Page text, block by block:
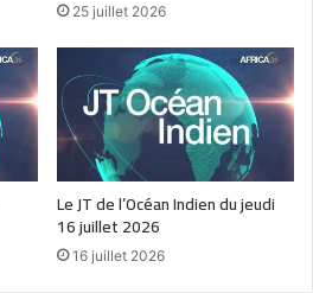
25 juillet 2026
Le JT de l’Océan Indien du jeudi
16 juillet 2026
16 juillet 2026